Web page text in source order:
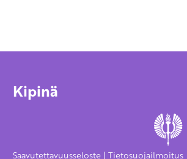
Kipinä
Saavutettavuusseloste | Tietosuojailmoitus